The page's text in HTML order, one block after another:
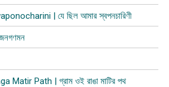
| যে ছিল আমার স্বপনচারিণী
Matir Path | গ্রাম ওই রাঙা মাটির পথ